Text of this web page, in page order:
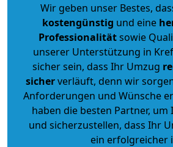
Wir geben unser Bestes,
kostengünstig und eine
Professionalitätsowie
unserer Unterstützung in
sicher sein, dass Ihr Umzug
sicherverläuft, denn wir
Anforderungen und Wünsche
haben die besten Partner, um
und sicherzustellen, dass Ihr
ein erfolgreicher